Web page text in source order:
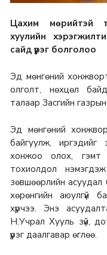
Цахим мөрийтэй
хуулийн
сайд үүрэг болголоо
Эд мөнгөний
олголт, нөхцөл
талаар Засгийн
Эд мөнгөний
байгуулж,
хонжоо олох, гэмт
тохиолдол
зөвшөөрлийн асуудал
хөрөнгийн аюулгүй
хүрчээ. Энэ
Н.Учрал Хууль зүй,
үүрэг даалгавар өглөө.